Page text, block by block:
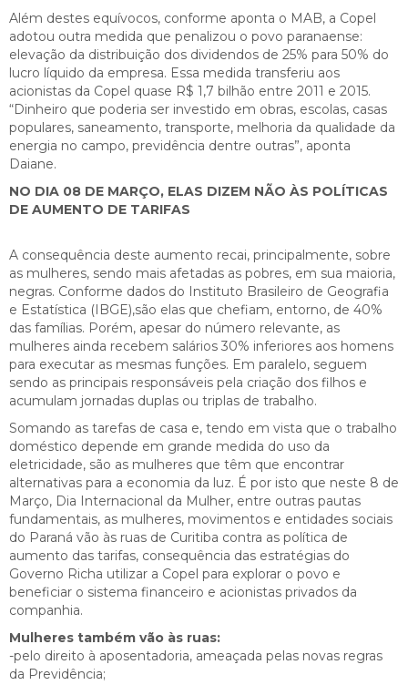
Além destes equívocos, conforme aponta o MAB, a Copel
adotou outra medida que penalizou o povo paranaense:
elevação da distribuição dos dividendos de 25% para 50% do
lucro líquido da empresa. Essa medida transferiu aos
acionistas da Copel quase R$ 1,7 bilhão entre 2011 e 2015.
“Dinheiro que poderia ser investido em obras, escolas, casas
populares, saneamento, transporte, melhoria da qualidade da
energia no campo, previdência dentre outras”, aponta
Daiane.
NO DIA 08 DE MARÇO, ELAS DIZEM NÃO ÀS POLÍTICAS
DE AUMENTO DE TARIFAS
A consequência deste aumento recai, principalmente, sobre
as mulheres, sendo mais afetadas as pobres, em sua maioria,
negras. Conforme dados do Instituto Brasileiro de Geografia
e Estatística (IBGE),são elas que chefiam, entorno, de 40%
das famílias. Porém, apesar do número relevante, as
mulheres ainda recebem salários 30% inferiores aos homens
para executar as mesmas funções. Em paralelo, seguem
sendo as principais responsáveis pela criação dos filhos e
acumulam jornadas duplas ou triplas de trabalho.
Somando as tarefas de casa e, tendo em vista que o trabalho
doméstico depende em grande medida do uso da
eletricidade, são as mulheres que têm que encontrar
alternativas para a economia da luz. É por isto que neste 8 de
Março, Dia Internacional da Mulher, entre outras pautas
fundamentais, as mulheres, movimentos e entidades sociais
do Paraná vão às ruas de Curitiba contra as política de
aumento das tarifas, consequência das estratégias do
Governo Richa utilizar a Copel para explorar o povo e
beneficiar o sistema financeiro e acionistas privados da
companhia.
Mulheres também vão às ruas:
-pelo direito à aposentadoria, ameaçada pelas novas regras
da Previdência;